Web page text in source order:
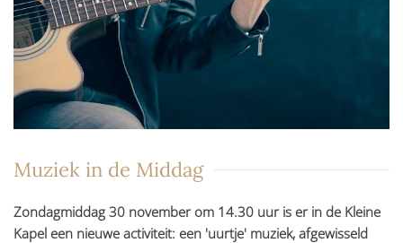
Muziek in de Middag
Zondagmiddag 30 november om 14.30 uur is er in de Kleine
Kapel een nieuwe activiteit: een 'uurtje' muziek, afgewisseld